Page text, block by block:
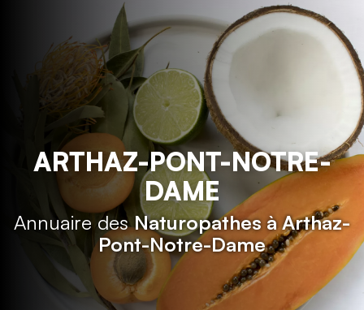
ARTHAZ-PONT-NOTRE-
DAME
Annuaire desNaturopathes à Arthaz-
Pont-Notre-Dame